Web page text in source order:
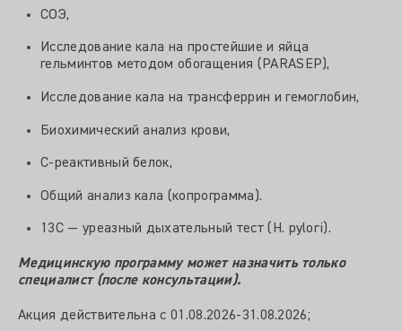
СОЭ,
Исследование кала на простейшие и яйца
гельминтов методом обогащения (PARASEP),
Исследование кала на трансферрин и гемоглобин,
Биохимический анализ крови,
С-реактивный белок,
Общий анализ кала (копрограмма).
13С — уреазный дыхательный тест (H. pylori).
Медицинскую программу может назначить только
специалист (после консультации).
Акция действительна с 01.08.2026-31.08.2026;